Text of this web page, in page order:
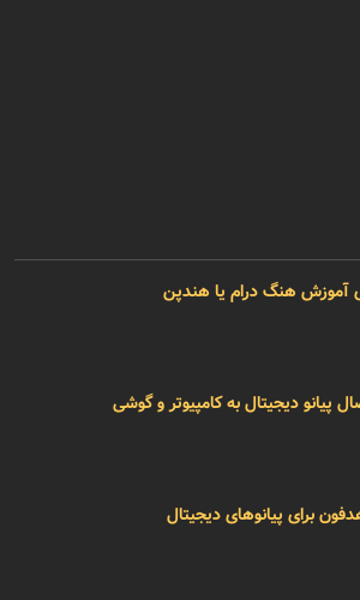
آموزش هنگ درام یا هندپن
پیانو دیجیتال به کامپیوتر و گوشی
برای پیانوهای دیجیتال